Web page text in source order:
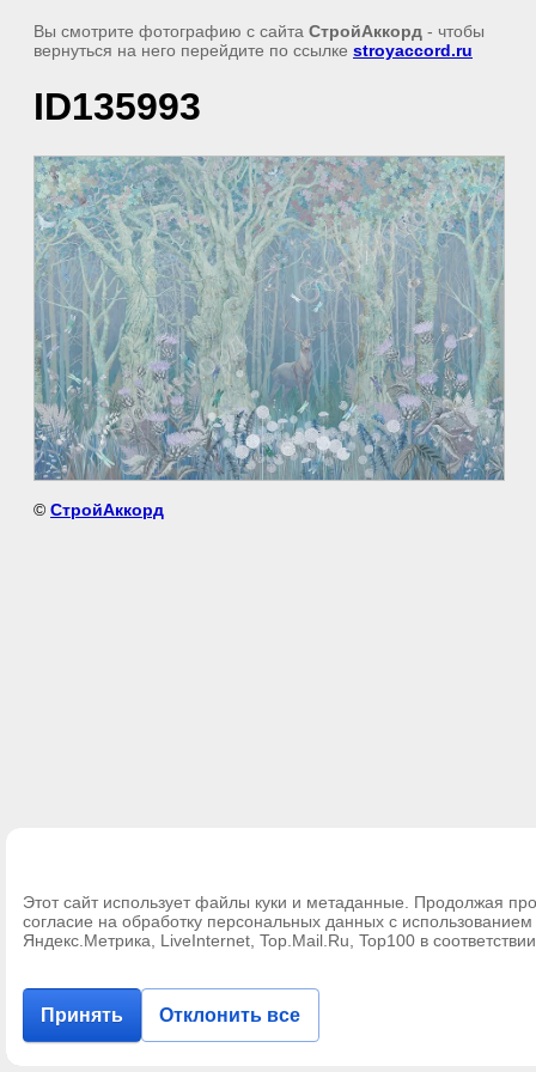
Вы смотрите фотографию с сайта СтройАккорд - чтобы
вернуться на него перейдите по ссылке stroyaccord.ru
ID135993
© СтройАккорд
Этот сайт использует файлы куки и метаданные. Продолжая
согласие на обработку персональных данных с
Яндекс.Метрика, LiveInternet, Top.Mail.Ru, Top100 в
Принять Отклонить все